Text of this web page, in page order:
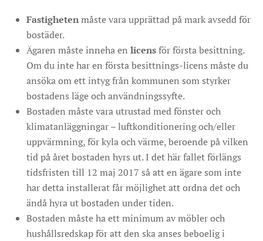
Fastighetenmåste vara upprättad på mark avsedd för
bostäder.
Ägaren måste inneha en licensför första besittning.
Om du inte har en första besittnings-licens måste du
ansöka om ett intyg från kommunen som styrker
bostadens läge och användningssyfte.
Bostaden måste vara utrustad med fönster och
klimatanläggningar – luftkonditionering och/eller
uppvärmning, för kyla och värme, beroende på vilken
tid på året bostaden hyrs ut. I det här fallet förlängs
tidsfristen till 12 maj 2017 så att en ägare som inte
har detta installerat får möjlighet att ordna det och
ändå hyra ut bostaden under tiden.
Bostaden måste ha ett minimum av möbler och
hushållsredskap för att den ska anses beboelig i